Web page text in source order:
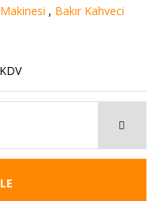
, Bakır Kahveci